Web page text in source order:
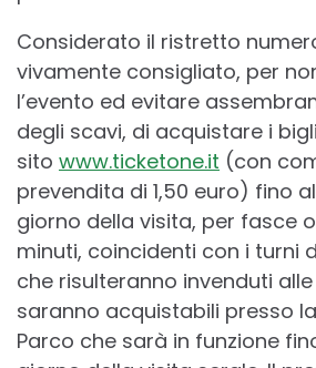
Considerato il ristretto
vivamente consigliato, per
l’evento ed evitare
degli scavi, di acquistare i
sito www.ticketone.it (con
prevendita di 1,50 euro) fino
giorno della visita, per fasce
minuti, coincidenti con i turni
che risulteranno invenduti alle
saranno acquistabili presso
Parco che sarà in funzione